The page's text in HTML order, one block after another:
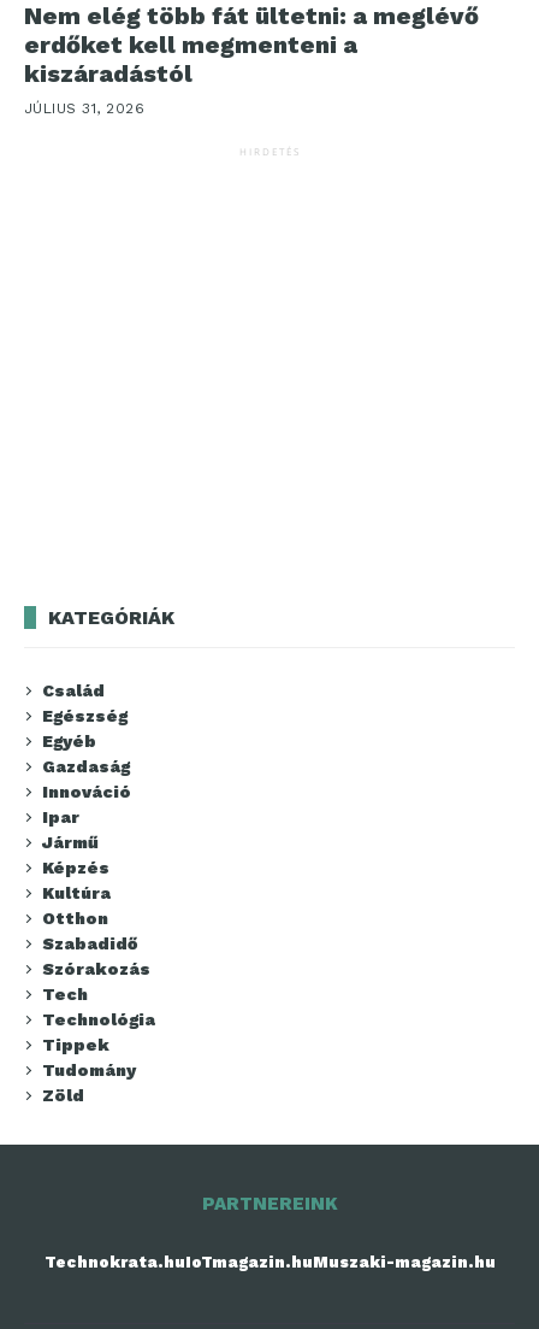
Nem elég több fát ültetni: a meglévő
erdőket kell megmenteni a
kiszáradástól
JÚLIUS 31, 2026
HIRDETÉS
KATEGÓRIÁK
Család
Egészség
Egyéb
Gazdaság
Innováció
Ipar
Jármű
Képzés
Kultúra
Otthon
Szabadidő
Szórakozás
Tech
Technológia
Tippek
Tudomány
Zöld
PARTNEREINK
Technokrata.huIoTmagazin.huMuszaki-magazin.hu